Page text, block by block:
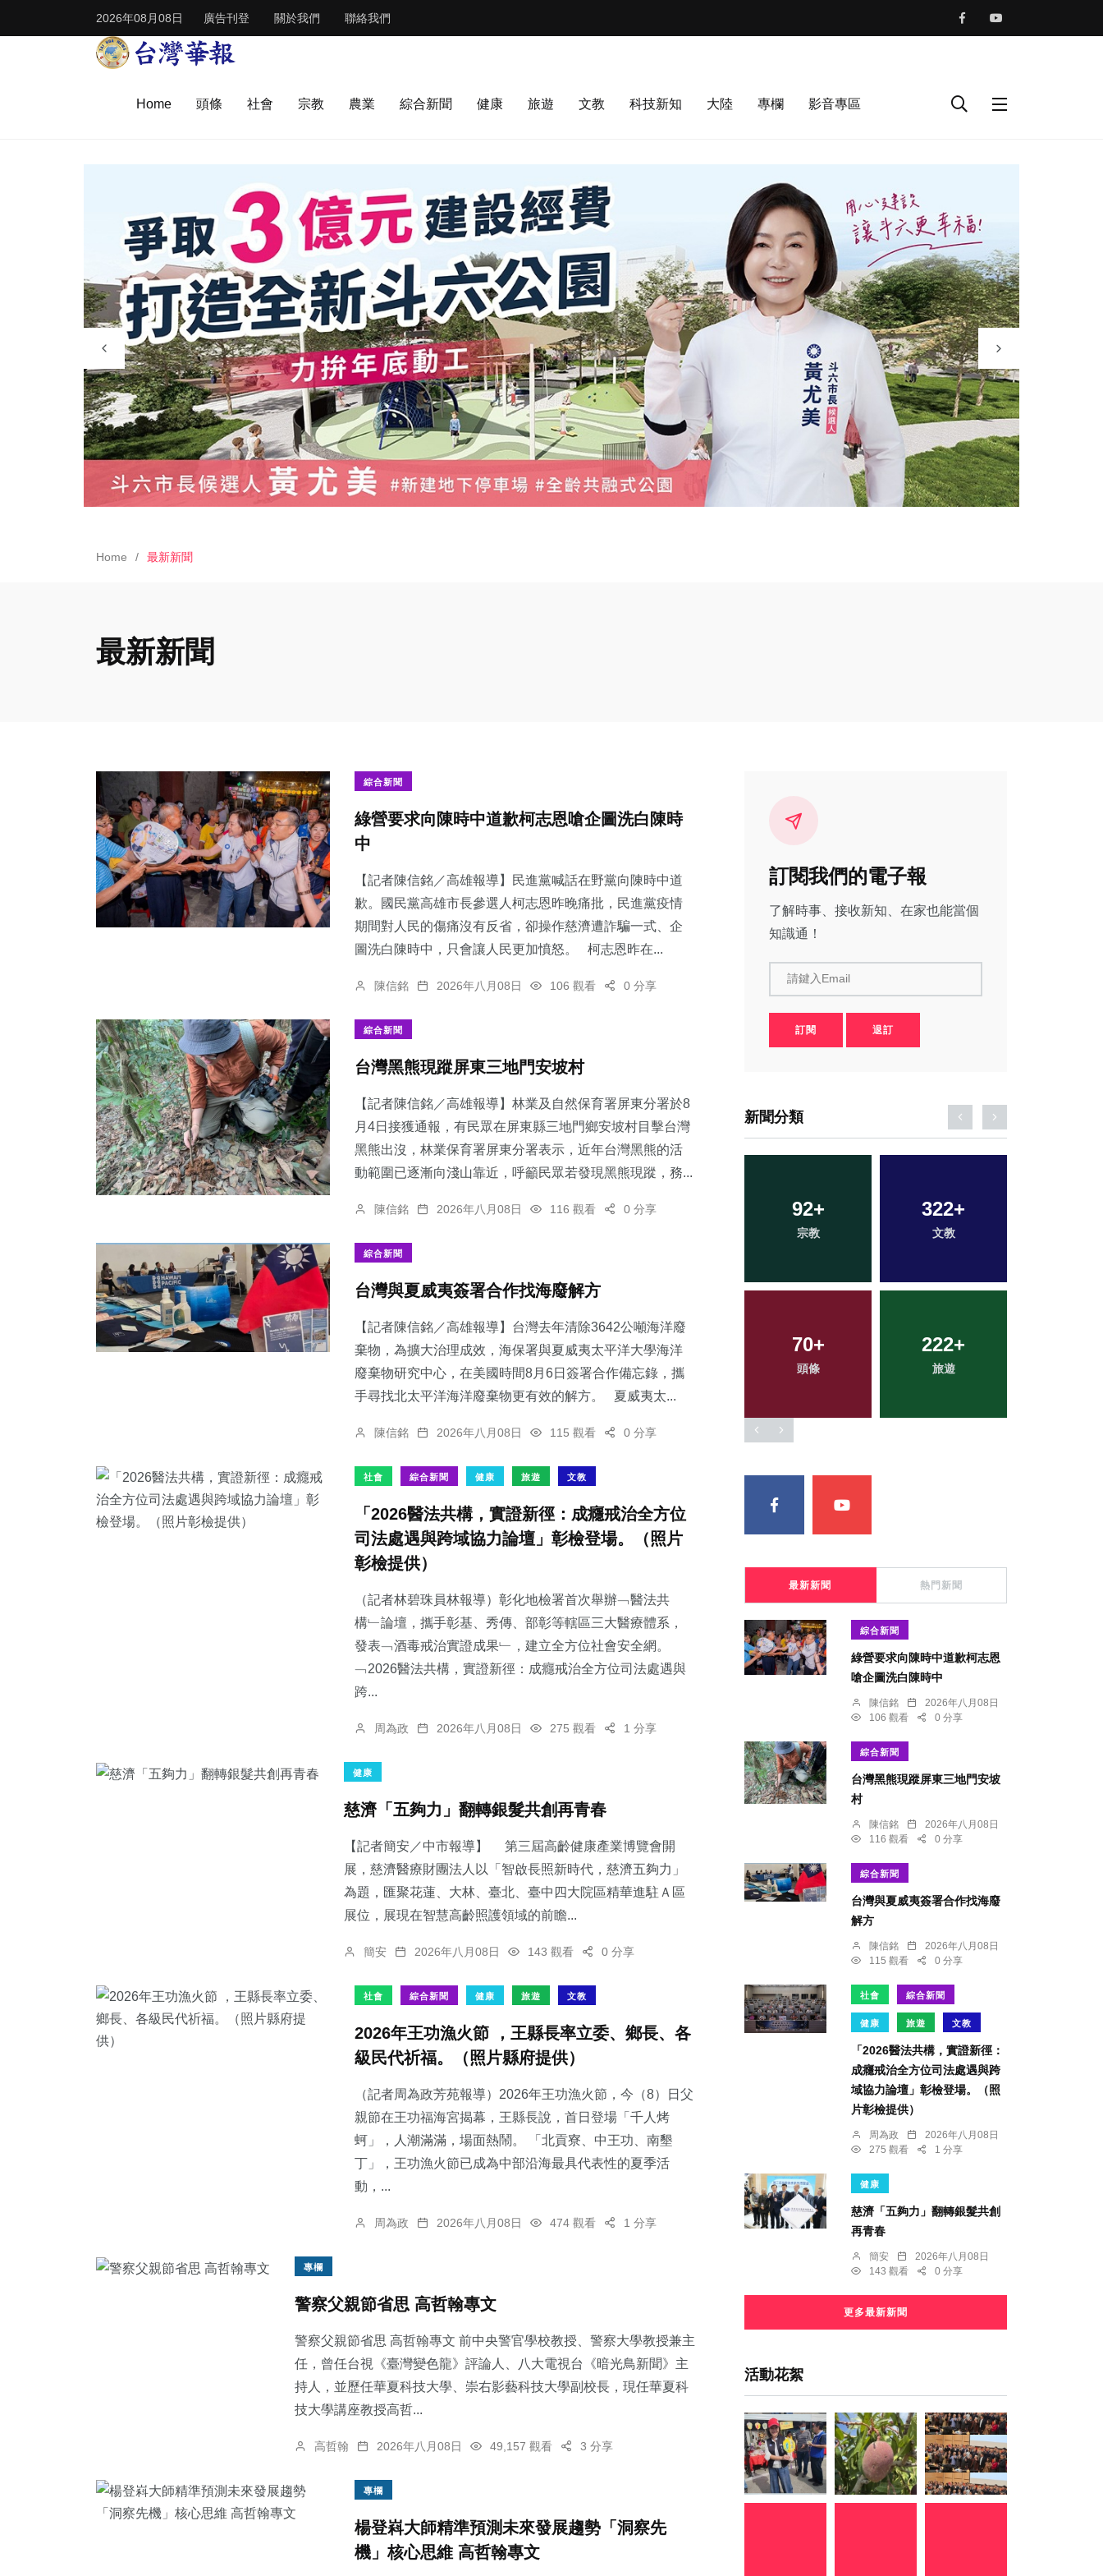
2026年08月08日 廣告刊登 關於我們 聯絡我們
Home 頭條 社會 宗教 農業 綜合新聞 健康 旅遊 文教 科技新知 大陸 專欄 影音專區
Home 最新新聞
最新新聞
綜合新聞
綠營要求向陳時中道歉柯志恩嗆企圖洗白陳時
中
【記者陳信銘／高雄報導】民進黨喊話在野黨向陳時中道
歉。國民黨高雄市長參選人柯志恩昨晚痛批，民進黨疫情
期間對人民的傷痛沒有反省，卻操作慈濟遭詐騙一式、企
圖洗白陳時中，只會讓人民更加憤怒。 柯志恩昨在...
陳信銘 2026年八月08日 106 觀看 0 分享
綜合新聞
台灣黑熊現蹤屏東三地門安坡村
【記者陳信銘／高雄報導】林業及自然保育署屏東分署於8
月4日接獲通報，有民眾在屏東縣三地門鄉安坡村目擊台灣
黑熊出沒，林業保育署屏東分署表示，近年台灣黑熊的活
動範圍已逐漸向淺山靠近，呼籲民眾若發現黑熊現蹤，務...
陳信銘 2026年八月08日 116 觀看 0 分享
綜合新聞
台灣與夏威夷簽署合作找海廢解方
【記者陳信銘／高雄報導】台灣去年清除3642公噸海洋廢
棄物，為擴大治理成效，海保署與夏威夷太平洋大學海洋
廢棄物研究中心，在美國時間8月6日簽署合作備忘錄，攜
手尋找北太平洋海洋廢棄物更有效的解方。 夏威夷太...
陳信銘 2026年八月08日 115 觀看 0 分享
社會 綜合新聞 健康 旅遊 文教
「2026醫法共構，實證新徑：成癮戒治全方位
司法處遇與跨域協力論壇」彰檢登場。（照片
彰檢提供）
（記者林碧珠員林報導）彰化地檢署首次舉辦﹁醫法共
構﹂論壇，攜手彰基、秀傳、部彰等轄區三大醫療體系，
發表﹁酒毒戒治實證成果﹂，建立全方位社會安全網。
﹁2026醫法共構，實證新徑：成癮戒治全方位司法處遇與
跨...
周為政 2026年八月08日 275 觀看 1 分享
健康
慈濟「五夠力」翻轉銀髮共創再青春
【記者簡安／中市報導】 第三屆高齡健康產業博覽會開
展，慈濟醫療財團法人以「智啟長照新時代，慈濟五夠力」
為題，匯聚花蓮、大林、臺北、臺中四大院區精華進駐Ａ區
展位，展現在智慧高齡照護領域的前瞻...
簡安 2026年八月08日 143 觀看 0 分享
社會 綜合新聞 健康 旅遊 文教
2026年王功漁火節 ，王縣長率立委、鄉長、各
級民代祈福。（照片縣府提供）
（記者周為政芳苑報導）2026年王功漁火節，今（8）日父
親節在王功福海宮揭幕，王縣長說，首日登場「千人烤
蚵」，人潮滿滿，場面熱鬧。 「北貢寮、中王功、南墾
丁」，王功漁火節已成為中部沿海最具代表性的夏季活
動，...
周為政 2026年八月08日 474 觀看 1 分享
專欄
警察父親節省思 高哲翰專文
警察父親節省思 高哲翰專文 前中央警官學校教授、警察大學教授兼主
任，曾任台視《臺灣變色龍》評論人、八大電視台《暗光鳥新聞》主
持人，並歷任華夏科技大學、崇右影藝科技大學副校長，現任華夏科
技大學講座教授高哲...
高哲翰 2026年八月08日 49,157 觀看 3 分享
專欄
楊登嵙大師精準預測未來發展趨勢「洞察先
機」核心思維 高哲翰專文
訂閱我們的電子報
了解時事、接收新知、在家也能當個
知識通！
請鍵入Email
訂閱 退訂
新聞分類
289+
48+
160 +
92 +
70+
頭條
222
旅遊
102+
農業
986+
綜合新聞
3+
大陸
289+
健康
最新新聞 熱門新聞
綜合新聞
綠營要求向陳時中道歉柯志恩
嗆企圖洗白陳時中
陳信銘
2026年八月08日
106 觀看
0 分享
綜合新聞
台灣黑熊現蹤屏東三地門安坡
村
陳信銘
2026年八月08日
116 觀看
0 分享
綜合新聞
台灣與夏威夷簽署合作找海廢
解方
陳信銘
2026年八月08日
115 觀看
0 分享
社會 綜合新聞
健康 旅遊 文教
「2026醫法共構，實證新徑：
成癮戒治全方位司法處遇與跨
域協力論壇」彰檢登場。（照
片彰檢提供）
周為政
2026年八月08日
275 觀看
1 分享
健康
慈濟「五夠力」翻轉銀髮共創
再青春
簡安
2026年八月08日
143 觀看
0 分享
更多最新新聞
活動花絮